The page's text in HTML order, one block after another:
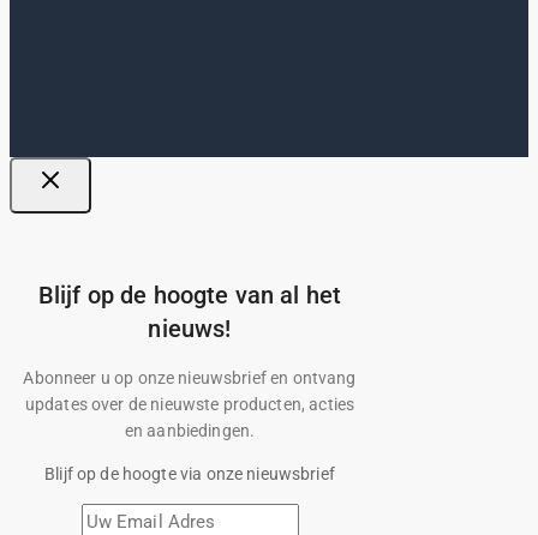
Blijf op de hoogte van al het
nieuws!
Abonneer u op onze nieuwsbrief en ontvang
updates over de nieuwste producten, acties
en aanbiedingen.
Blijf op de hoogte via onze nieuwsbrief